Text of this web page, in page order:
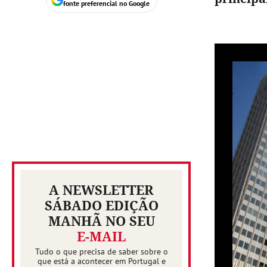
fonte preferencial no Google
A NEWSLETTER
SÁBADO EDIÇÃO
MANHÃ NO SEU
E-MAIL
Tudo o que precisa de saber sobre o
que está a acontecer em Portugal e